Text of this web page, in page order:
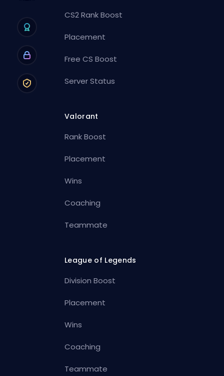
CS2 Rank Boost
Placement
Free CS Boost
Server Status
Valorant
Rank Boost
Placement
Wins
Coaching
Teammate
League of Legends
Division Boost
Placement
Wins
Coaching
Teammate